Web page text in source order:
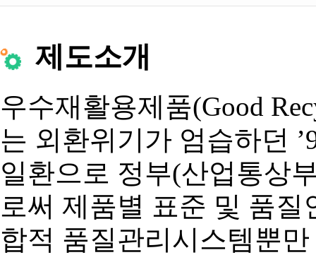
제도소개
우수재활용제품(Good
는 외환위기가 엄습하던
일환으로 정부(산업통상
로써 제품별 표준 및 품
합적 품질관리시스템뿐